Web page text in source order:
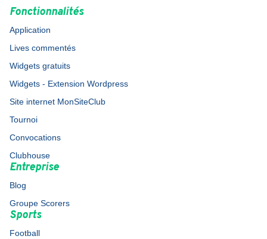
Fonctionnalités
Application
Lives commentés
Widgets gratuits
Widgets - Extension Wordpress
Site internet MonSiteClub
Tournoi
Convocations
Clubhouse
Entreprise
Blog
Groupe Scorers
Sports
Football